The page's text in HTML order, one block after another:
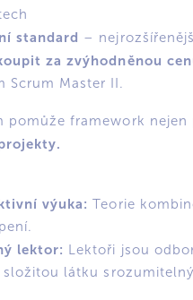
standard –
za zvýhodněnou
Scrum Master II.
pomůže framework
výuka:Teorie
lektor:
Lektoři jsou
složitou látku